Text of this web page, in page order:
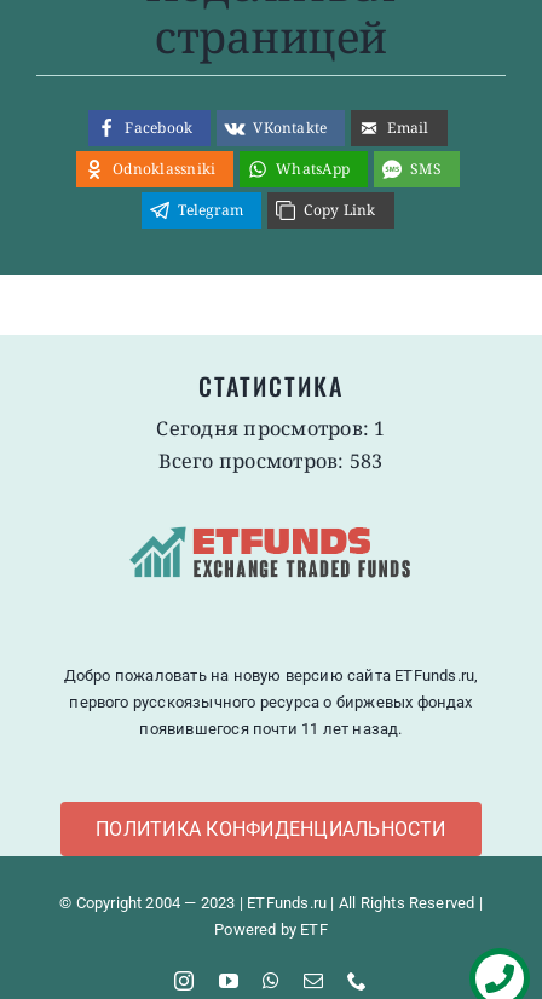
страницей
Facebook VKontakte
Email
Odnoklassniki
WhatsApp
SMS
Telegram
Copy Link
СТАТИСТИКА
Сегодня просмотров: 1
Всего просмотров: 583
Добро пожаловать на новую версию сайта ETFunds.ru,
первого русскоязычного ресурса о биржевых фондах
появившегося почти 11 лет назад.
ПОЛИТИКА КОНФИДЕНЦИАЛЬНОСТИ
© Copyright 2004 — 2023 | ETFunds.ru | All Rights Reserved |
Powered by ETF